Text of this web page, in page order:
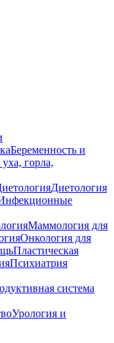
Беременность и
горла,
Диетология
Маммология для
Онкология для
Пластическая
Психиатрия
система
Урология и